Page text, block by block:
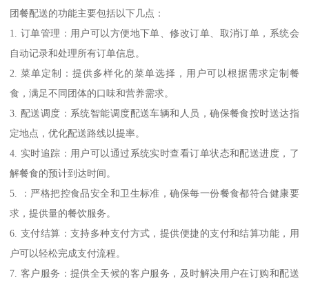
团餐配送的功能主要包括以下几点：
1. 订单管理：用户可以方便地下单、修改订单、取消订单，系统会
自动记录和处理所有订单信息。
2. 菜单定制：提供多样化的菜单选择，用户可以根据需求定制餐
食，满足不同团体的口味和营养需求。
3. 配送调度：系统智能调度配送车辆和人员，确保餐食按时送达指
定地点，优化配送路线以提率。
4. 实时追踪：用户可以通过系统实时查看订单状态和配送进度，了
解餐食的预计到达时间。
5. ：严格把控食品安全和卫生标准，确保每一份餐食都符合健康要
求，提供量的餐饮服务。
6. 支付结算：支持多种支付方式，提供便捷的支付和结算功能，用
户可以轻松完成支付流程。
7. 客户服务：提供全天候的客户服务，及时解决用户在订购和配送